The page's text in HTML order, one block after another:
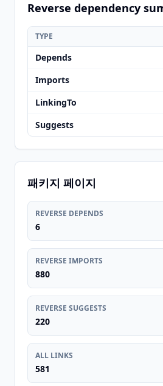
Reverse dependency
TYPE
Depends
Imports
LinkingTo
Suggests
패키지 페이지
REVERSE DEPENDS
6
REVERSE IMPORTS
880
REVERSE SUGGESTS
220
ALL LINKS
581